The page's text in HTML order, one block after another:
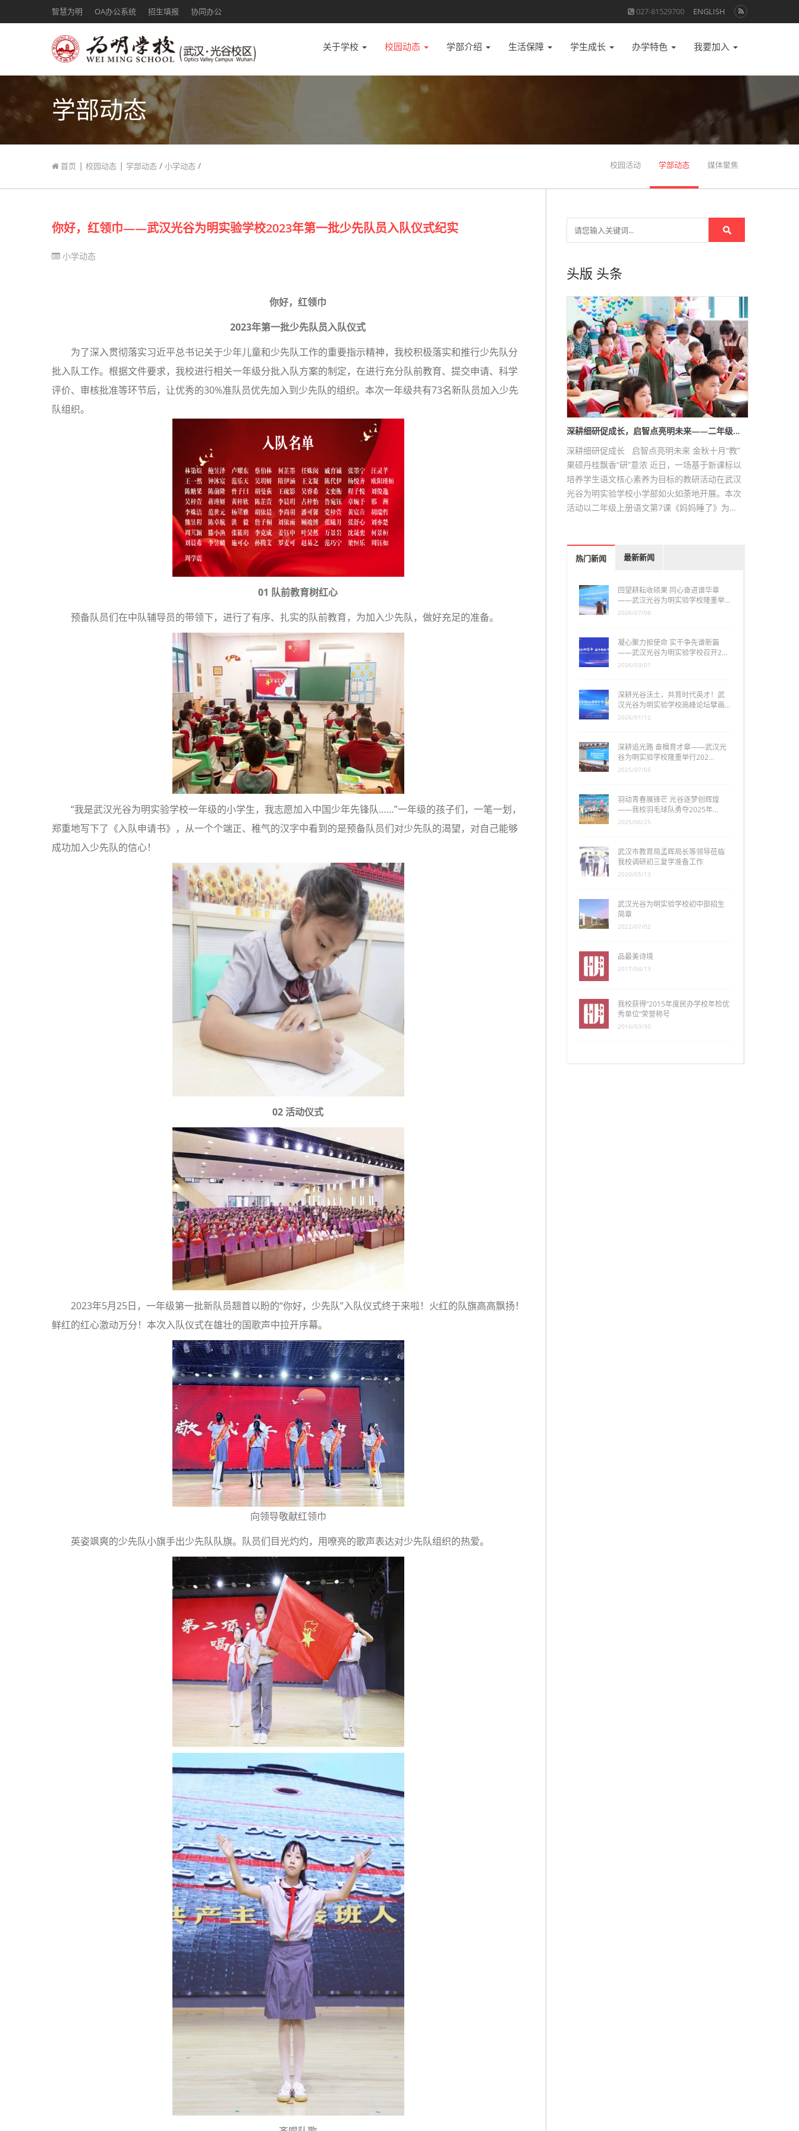
智慧为明 OA办公系统 招生填报 协同办公 027-81529700 ENGLISH
关于学校 校园动态 学部介绍 生活保障 学生成长 办学特色 我要加入
学部动态
首页 | 校园动态 | 学部动态 / 小学动态 / 校园活动 学部动态 媒体聚焦
你好，红领巾——武汉光谷为明实验学校2023年第一批少先队员入队仪式纪实
小学动态
你好，红领巾
2023年第一批少先队员入队仪式
为了深入贯彻落实习近平总书记关于少年儿童和少先队工作的重要指示精神，我校积极落实和推行少先队分
批入队工作。根据文件要求，我校进行相关一年级分批入队方案的制定，在进行充分队前教育、提交申请、科学
评价、审核批准等环节后，让优秀的30%准队员优先加入到少先队的组织。本次一年级共有73名新队员加入少先
队组织。
01 队前教育树红心
预备队员们在中队辅导员的带领下，进行了有序、扎实的队前教育，为加入少先队，做好充足的准备。
“我是武汉光谷为明实验学校一年级的小学生，我志愿加入中国少年先锋队……”一年级的孩子们，一笔一划，
郑重地写下了《入队申请书》，从一个个端正、稚气的汉字中看到的是预备队员们对少先队的渴望，对自己能够
成功加入少先队的信心！
02 活动仪式
2023年5月25日，一年级第一批新队员翘首以盼的“你好，少先队”入队仪式终于来啦！火红的队旗高高飘扬！
鲜红的红心激动万分！本次入队仪式在雄壮的国歌声中拉开序幕。
向领导敬献红领巾
英姿飒爽的少先队小旗手出少先队队旗。队员们目光灼灼，用嘹亮的歌声表达对少先队组织的热爱。
头版 头条
深耕细研促成长，启智点亮明未来——二年级…
深耕细研促成长 启智点亮明未来 金秋十月“教”
果硕丹桂飘香“研”意浓 近日，一场基于新课标以
培养学生语文核心素养为目标的教研活动在武汉
光谷为明实验学校小学部如火如荼地开展。本次
活动以二年级上册语文第7课《妈妈睡了》为…
热门新闻 最新新闻
回望耕耘收硕果 同心奋进谱华章
——武汉光谷为明实验学校隆重举…
2026/07/08
凝心聚力担使命 实干争先谱新篇
——武汉光谷为明实验学校召开2…
2026/03/01
深耕光谷沃土，共育时代英才！武
汉光谷为明实验学校高峰论坛擘画…
2026/01/12
深耕追光路 奋楫育才章——武汉光
谷为明实验学校隆重举行202…
2025/07/05
羽动青春展锋芒 光谷逐梦创辉煌
——我校羽毛球队勇夺2025年…
2025/06/25
武汉市教育局孟晖局长等领导莅临
我校调研初三复学准备工作
2020/05/13
武汉光谷为明实验学校初中部招生
简章
2022/07/02
品最美诗境
2017/04/13
我校获得“2015年度民办学校年检优
秀单位”荣誉称号
2016/03/30